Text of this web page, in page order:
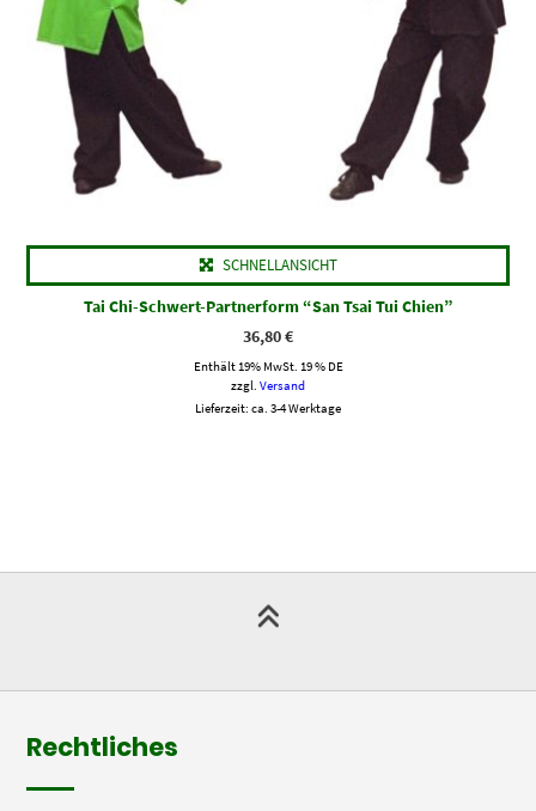
SCHNELLANSICHT
Tai Chi-Schwert-Partnerform “San Tsai Tui Chien”
36,80€
Enthält 19% MwSt. 19 % DE
zzgl. Versand
Lieferzeit: ca. 3-4 Werktage
Rechtliches